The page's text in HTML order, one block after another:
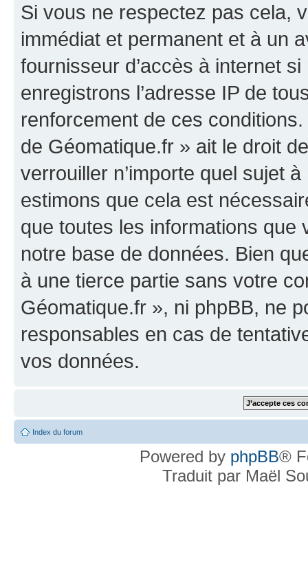
Si vous ne respectez pas cela,
immédiat et permanent et à un
fournisseur d’accès à internet
enregistrons l’adresse IP de
renforcement de ces
de Géomatique.fr » ait le droit
verrouiller n’importe quel sujet
estimons que cela est
que toutes les informations
notre base de données. Bien
à une tierce partie sans votre
Géomatique.fr », ni phpBB, ne
responsables en cas de
vos données.
Index du forum
Powered by phpBB®
Traduit par Maël